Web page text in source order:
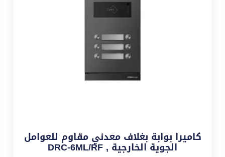
كاميرا بوابة بغلاف معدني مقاوم للعوامل
الجوية الخارجية , DRC-6ML/RF